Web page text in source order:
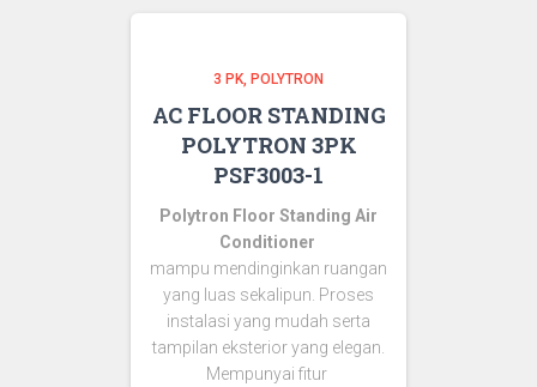
3 PK POLYTRON
AC FLOOR STANDING
POLYTRON 3PK
PSF3003-1
Polytron Floor Standing Air
Conditioner
mampu mendinginkan ruangan
yang luas sekalipun. Proses
instalasi yang mudah serta
tampilan eksterior yang elegan.
Mempunyai fitur